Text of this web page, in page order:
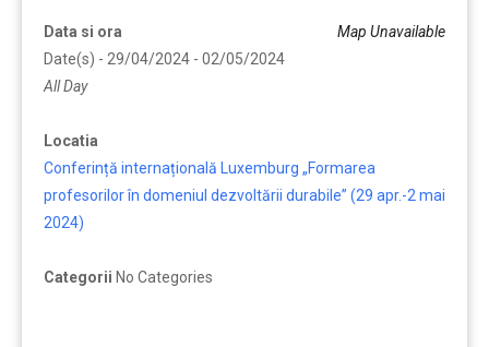
Map Unavailable
Data si ora
Date(s) - 29/04/2024 - 02/05/2024
All Day
Locatia
Conferință internațională Luxemburg „Formarea
profesorilor în domeniul dezvoltării durabile” (29 apr.-2 mai
2024)
Categorii No Categories